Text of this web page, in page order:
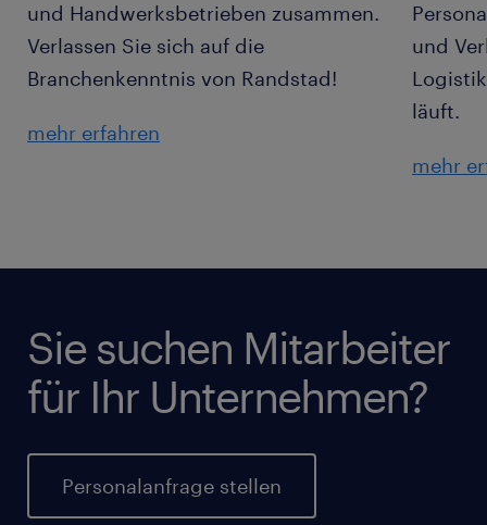
und Handwerksbetrieben zusammen.
Verlassen Sie sich auf die
Branchenkenntnis von Randstad!
mehr erfahren
und
läuft.
mehr
Sie suchen Mitarbeiter
für Ihr Unternehmen?
Personalanfrage stellen